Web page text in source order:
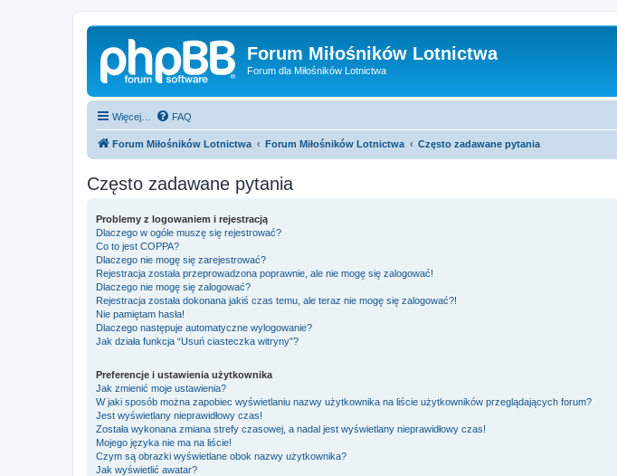
Forum Miłośników Lotnictwa
Forum dla Miłośników Lotnictwa
Więcej… FAQ
Forum Miłośników Lotnictwa Forum Miłośników Lotnictwa Często zadawane pytania
Często zadawane pytania
Problemy z logowaniem i rejestracją
Dlaczego w ogóle muszę się rejestrować?
Co to jest COPPA?
Dlaczego nie mogę się zarejestrować?
Rejestracja została przeprowadzona poprawnie, ale nie mogę się zalogować!
Dlaczego nie mogę się zalogować?
Rejestracja została dokonana jakiś czas temu, ale teraz nie mogę się zalogować?!
Nie pamiętam hasła!
Dlaczego następuje automatyczne wylogowanie?
Jak działa funkcja “Usuń ciasteczka witryny”?
Preferencje i ustawienia użytkownika
Jak zmienić moje ustawienia?
W jaki sposób można zapobiec wyświetlaniu nazwy użytkownika na liście użytkowników przeglądających forum?
Jest wyświetlany nieprawidłowy czas!
Została wykonana zmiana strefy czasowej, a nadal jest wyświetlany nieprawidłowy czas!
Mojego języka nie ma na liście!
Czym są obrazki wyświetlane obok nazwy użytkownika?
Jak wyświetlić awatar?